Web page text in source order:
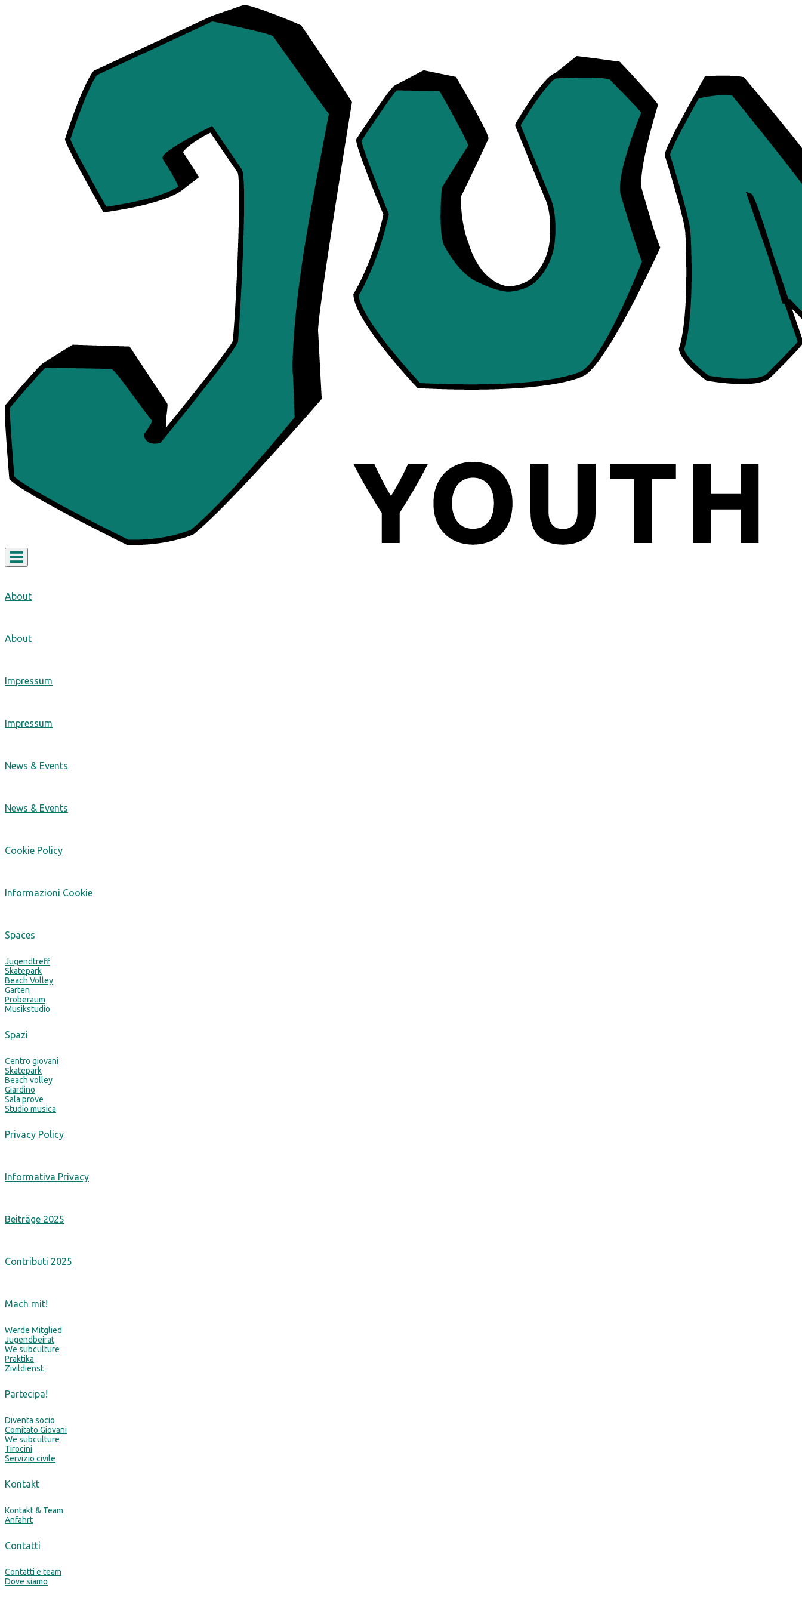
Toggle
navigation
About
About
Impressum
Impressum
News & Events
News & Events
Cookie Policy
Informazioni Cookie
Spaces
Jugendtreff
Skatepark
Beach Volley
Garten
Proberaum
Musikstudio
Spazi
Centro giovani
Skatepark
Beach volley
Giardino
Sala prove
Studio musica
Privacy Policy
Informativa Privacy
Beiträge 2025
Contributi 2025
Mach mit!
Werde Mitglied
Jugendbeirat
We subculture
Praktika
Zivildienst
Partecipa!
Diventa socio
Comitato Giovani
We subculture
Tirocini
Servizio civile
Kontakt
Kontakt & Team
Anfahrt
Contatti
Contatti e team
Dove siamo